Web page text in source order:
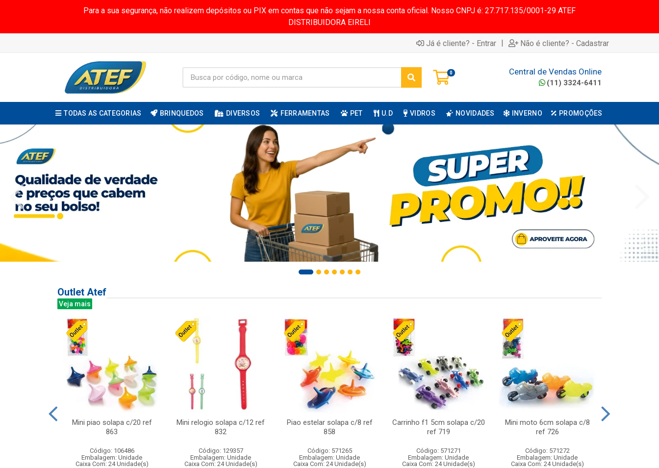
Para a sua segurança, não realizem depósitos ou PIX em contas que não sejam a nossa conta oficial. Nosso CNPJ é: 27.717.135/0001-29 ATEF
DISTRIBUIDORA EIRELI
Já é cliente? - Entrar | Não é cliente? - Cadastrar
0 Central de Vendas Online
(11) 3324-6411
TODAS AS CATEGORIAS BRINQUEDOS DIVERSOS FERRAMENTAS PET U.D VIDROS NOVIDADES INVERNO PROMOÇÕES
Outlet Atef
Veja mais
Mini piao solapa c/20 ref
863
Código: 106486
Embalagem: Unidade
Caixa Com: 24 Unidade(s)
Mini relogio solapa c/12 ref
832
Código: 129357
Embalagem: Unidade
Caixa Com: 24 Unidade(s)
Piao estelar solapa c/8 ref
858
Código: 571265
Embalagem: Unidade
Caixa Com: 24 Unidade(s)
Carrinho f1 5cm solapa c/20
ref 719
Código: 571271
Embalagem: Unidade
Caixa Com: 24 Unidade(s)
Mini moto 6cm solapa c/8
ref 726
Código: 571272
Embalagem: Unidade
Caixa Com: 24 Unidade(s)